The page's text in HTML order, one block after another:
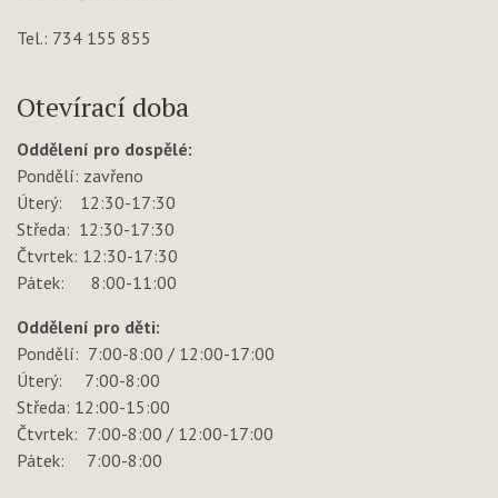
Tel.: 734 155 855
Otevírací doba
Oddělení pro dospělé:
Pondělí: zavřeno
Úterý: 12:30-17:30
Středa: 12:30-17:30
Čtvrtek: 12:30-17:30
Pátek: 8:00-11:00
Oddělení pro děti:
Pondělí: 7:00-8:00 / 12:00-17:00
Úterý: 7:00-8:00
Středa: 12:00-15:00
Čtvrtek: 7:00-8:00 / 12:00-17:00
Pátek: 7:00-8:00